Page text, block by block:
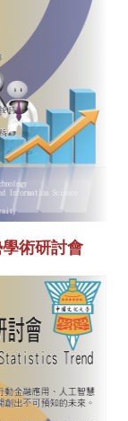
術研討會